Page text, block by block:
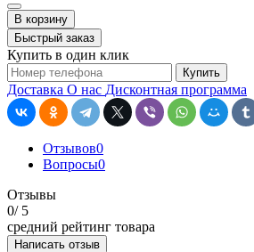
В корзину
Быстрый заказ
Купить в один клик
Купить
Доставка О нас Дисконтная программа
Отзывов0
Вопросы0
Отзывы
0/ 5
средний рейтинг товара
Написать отзыв